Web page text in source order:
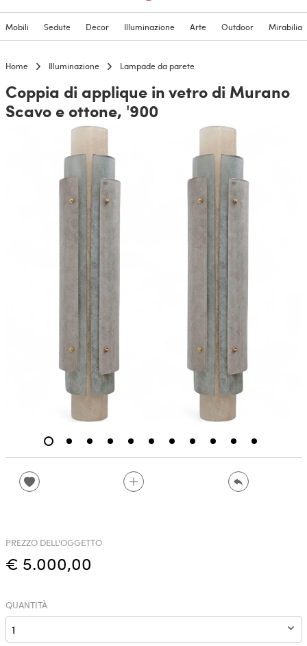
Mobili Sedute Decor Illuminazione Arte Outdoor Mirabilia
Home Illuminazione Lampade da parete
Coppia di applique in vetro di Murano
Scavo e ottone, '900
PREZZO DELL'OGGETTO
€ 5.000,00
QUANTITÀ